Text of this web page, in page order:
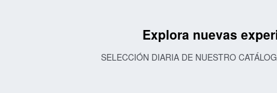
Explora nuevas
SELECCIÓN DIARIA DE NUESTRO